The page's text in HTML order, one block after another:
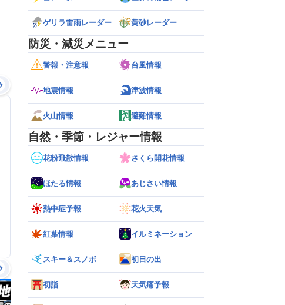
ゲリラ雷雨レーダー 黄砂レーダー
防災・減災メニュー
警報・注意報 台風情報
地震情報 津波情報
火山情報 避難情報
自然・季節・レジャー情報
花粉飛散情報 さくら開花情報
ほたる情報 あじさい情報
熱中症予報 花火天気
紅葉情報 イルミネーション
スキー＆スノボ 初日の出
初詣 天気痛予報